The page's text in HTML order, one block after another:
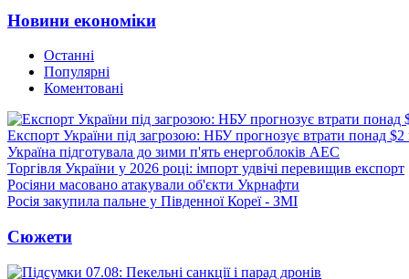
Новини економіки
Останні
Популярні
Коментовані
Експорт України під загрозою: НБУ прогнозує втрати понад
Україна підготувала до зими п'ять енергоблоків АЕС
Торгівля України у 2026 році: імпорт удвічі перевищив експорт
Росіяни масовано атакували об'єкти Укрнафти
Росія закупила пальне у Південної Кореї - ЗМІ
Сюжети